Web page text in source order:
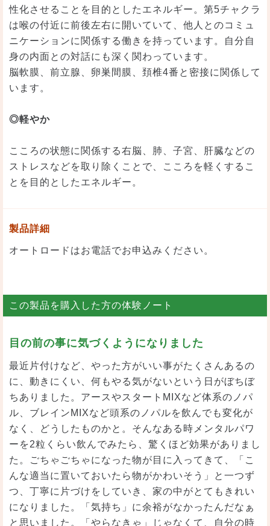
性化させることを目的としたエネルギー。第5チャクラ
は喉の付近に前後左右に開いていて、他人とのコミュ
ニケーションに関係する働きを持っています。自分自
身の内面との対話にも深く関わっています。
脳軟膜、前立腺、卵巣間膜、頚椎4番と密接に関係して
います。
◎軽やか
こころの状態に関係する右脳、肺、子宮、肝臓などの
ストレスなどを取り除くことで、こころを軽くするこ
とを目的としたエネルギー。
製品詳細
オートロードはお電話でお申込みください。
この製品を購入した方の体験ノート
目の前の事に気づくようになりました
最近片付けなど、やった方がいい事がたくさんあるの
に、動きにくい、何もやる気がないという日がぼちぼ
ちありました。アースやスタートMIXなど体系のノパ
ル、ブレインMIXなど頭系のノパルを飲んでも変化が
なく、どうしたものかと。そんなある時メンタルパワ
ーを2粒くらい飲んでみたら、驚くほど効果がありまし
た。ごちゃごちゃになった物が目に入ってきて、「こ
んな適当に置いておいたら物がかわいそう」と一つず
つ、丁寧に片づけをしていき、家の中がとてもきれい
になりました。「気持ち」に余裕がなかったんだなぁ
と思いました。「やらなきゃ」じゃなくて、自分の時